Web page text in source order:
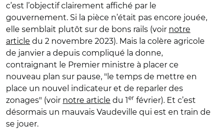
c’est l’objectif clairement affiché par le
gouvernement. Si la pièce n’était pas encore jouée,
elle semblait plutôt sur de bons rails (voir notre
article du 2 novembre 2023). Mais la colère agricole
de janvier a depuis compliqué la donne,
contraignant le Premier ministre à placer ce
nouveau plan sur pause, "le temps de mettre en
place un nouvel indicateur et de reparler des
zonages" (voir notre article du 1er février). Et c’est
désormais un mauvais Vaudeville qui est en train de
se jouer.